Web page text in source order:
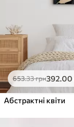
653.33грн392.00
Абстрактні квіти